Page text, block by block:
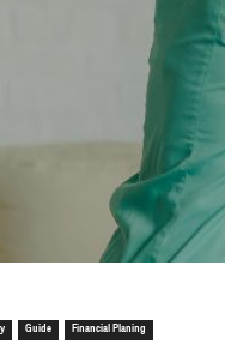
Guide Financial Planing